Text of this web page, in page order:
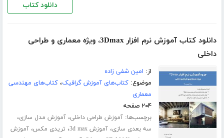
دانلود کتاب
دانلود کتاب آموزش نرم افزار 3Dmax، ویژه معماری و طراحی
داخلی
از: امین شفی زاده
موضوع:کتاب‌های آموزش گرافیک،کتاب‌های مهندسی
معماری
۲۰۴ صفحه
برچسب‌ها:آموزش طراحی داخلی،آموزش مدل سازی،
سه بعدی سازی،آموزش 3d max ، تریدی مکس،آموزش